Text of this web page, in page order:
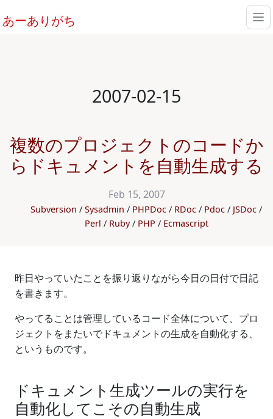
あーありがち
2007-02-15
複数のプロジェクトのコードか
らドキュメントを自動生成する
Feb 15, 2007
Subversion Sysadmin PHPDoc RDoc Pdoc
JSDoc
Perl
Ruby PHP Ecmascript
昨日やっていたことを振り返りながら今日の日付で日記
を書きます。
やってることは管理しているコード全体について、プロ
ジェクトをまたいでドキュメントの生成を自動化する、
というものです。
ドキュメント生成ツールの実行を
自動化してこその自動生成